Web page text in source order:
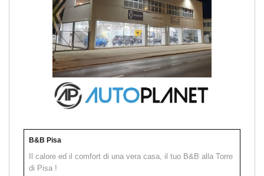
B&B Pisa
Il calore ed il comfort di una vera casa, il tuo B&B alla Torre
di Pisa !